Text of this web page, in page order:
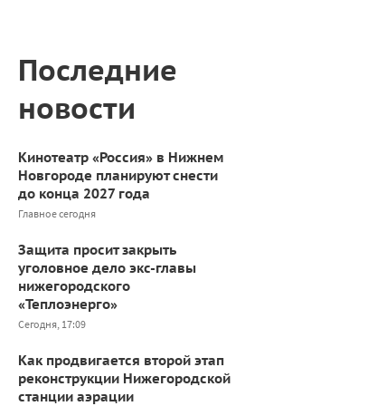
Последние
новости
Кинотеатр «Россия» в Нижнем
Новгороде планируют снести
до конца 2027 года
Главное сегодня
Защита просит закрыть
уголовное дело экс-главы
нижегородского
«Теплоэнерго»
Сегодня, 17:09
Как продвигается второй этап
реконструкции Нижегородской
станции аэрации